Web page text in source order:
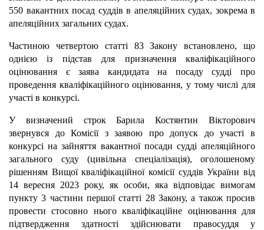
550 вакантних посад суддів в апеляційних судах, зокрема в
апеляційних загальних судах.
Частиною четвертою статті 83 Закону встановлено, що
однією із підстав для призначення кваліфікаційного
оцінювання є заява кандидата на посаду судді про
проведення кваліфікаційного оцінювання, у тому числі для
участі в конкурсі.
У визначений строк Барила Костянтин Вікторович
звернувся до Комісії з заявою про допуск до участі в
конкурсі на зайняття вакантної посади судді апеляційного
загального суду (цивільна спеціалізація), оголошеному
рішенням Вищої кваліфікаційної комісії суддів України від
14 вересня 2023 року, як особи, яка відповідає вимогам
пункту 3 частини першої статті 28 Закону, а також просив
провести стосовно нього кваліфікаційне оцінювання для
підтвердження здатності здійснювати правосуддя у